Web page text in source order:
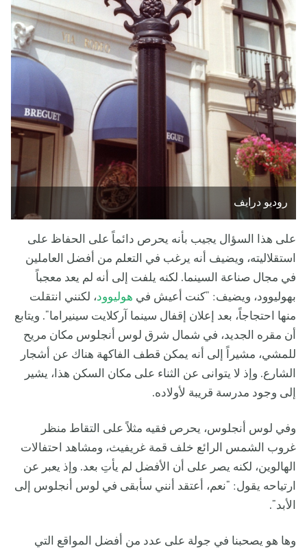
روديو درايف
على هذا السؤال يجيب بأنه يحرص دائماً على الحفاظ على
استقلاليته، ويضيف أنه يرغب في التعلم من أفضل العاملين
في مجال صناعة السينما. لكنه يلفت إلى أنه لم يعد معجباً
بهوليوود، ويضيف: "كنت أعيش في هوليوود، لكنني انتقلت
منها احتجاجاً، بعد إعلان إقفال سينما آركلايت سينيراما". ويتابع
أن مقره الجديد، في شمال شرق لوس أنجلوس مكان مريح
للمشي، مشيراً إلى أنه يمكن قطف الفاكهة هناك عن أشجار
الشارع. وإذ لا يتوانى عن الثناء على مكان السكن هذا، يشير
إلى وجود مدرسة قريبة لأولاده.
وفي لوس أنجلوس، يحرص فقيه مثلاً على التقاط منظر
غروب الشمس الرائع خلف قمة غريفيث، ومشاهد احتفالات
الهالوين، لكنه يصر على أن الأفضل لم يأتِ بعد. وإذ يعبر عن
ارتياحه يقول: "نعم، أعتقد أنني سأبقى في لوس أنجلوس إلى
الأبد".
وها هو يصحبنا في جولة على عدد من أفضل المواقع التي